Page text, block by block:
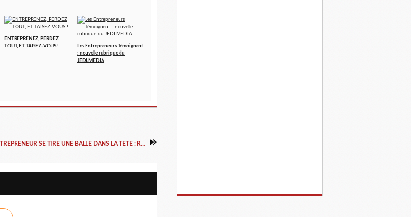
ENTREPRENEZ, PERDEZ
TOUT, ET TAISEZ-VOUS !
Les Entrepreneurs Témoignent
: nouvelle rubrique du
JEDI.MEDIA
ENTREPRENEUR SE TIRE UNE BALLE DANS LA TETE : RELECTURE D'UN "FAIT DIVERS" - Aide Entreprise